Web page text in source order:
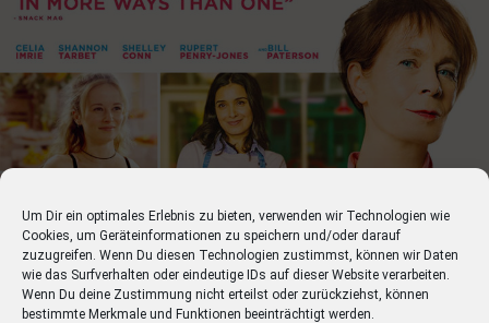
Um Dir ein optimales Erlebnis zu bieten, verwenden wir Technologien wie
Cookies, um Geräteinformationen zu speichern und/oder darauf
zuzugreifen. Wenn Du diesen Technologien zustimmst, können wir Daten
wie das Surfverhalten oder eindeutige IDs auf dieser Website verarbeiten.
Wenn Du deine Zustimmung nicht erteilst oder zurückziehst, können
bestimmte Merkmale und Funktionen beeinträchtigt werden.
Campbell
13.01.2022 Spencer
Biographie mit Kristen Stewart, Timothy Spall, Sally
Hawkins
20.01.2022 An Impossible Project
20.01.2022 Charlatan
Drama mit Ivan Trojan, Joachim Paul Assböck, Josef
Trojan